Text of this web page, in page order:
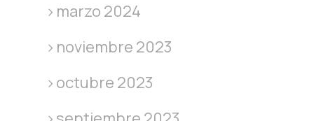
marzo 2024
noviembre 2023
octubre 2023